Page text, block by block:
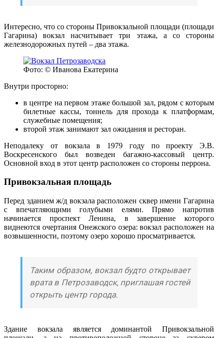
Интересно, что со стороны Привокзальной площади (площади
Гагарина) вокзал насчитывает три этажа, а со стороны
железнодорожных путей – два этажа.
Фото: © Иванова Екатерина
Внутри просторно:
в центре на первом этаже большой зал, рядом с которым
билетные кассы, тоннель для прохода к платформам,
служебные помещения;
второй этаж занимают зал ожидания и ресторан.
Неподалеку от вокзала в 1979 году по проекту Э.В.
Воскресенского был возведен багажно-кассовый центр.
Основной вход в этот центр расположен со стороны перрона.
Привокзальная площадь
Перед зданием ж/д вокзала расположен сквер имени Гагарина
с впечатляющими голубыми елями. Прямо напротив
начинается проспект Ленина, в завершение которого
виднеются очертания Онежского озера: вокзал расположен на
возвышенности, поэтому озеро хорошо просматривается.
Таким образом, вокзал будто открывает
врата в Петрозаводск, приглашая гостей
открыть центр города.
Здание вокзала является доминантой Привокзальной